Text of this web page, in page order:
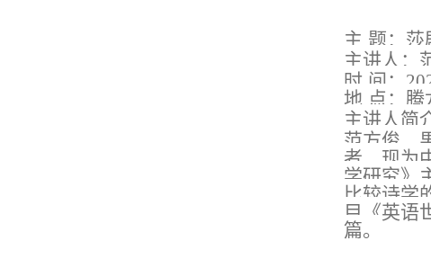
主 题： 莎
主讲人：
时 间：
地 点：腾
主讲人简
范方俊，
者，现为
学研究》
比较诗学
目《英语
篇。